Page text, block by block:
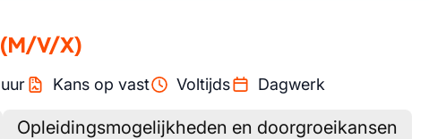
(M/V/X)
uur Kans op vast Voltijds Dagwerk
Opleidingsmogelijkheden en doorgroeikansen